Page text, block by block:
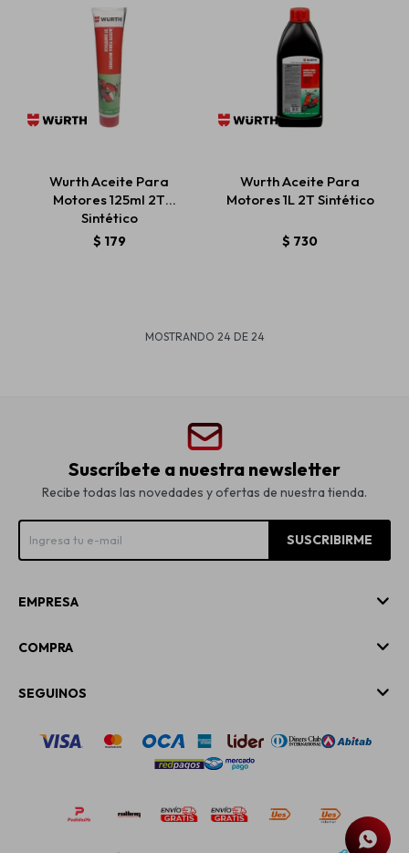
Wurth Aceite Para
Motores 125ml 2T
Sintético
$ 179
Wurth Aceite Para
Motores 1L 2T Sintético
$ 730
MOSTRANDO 24 DE 24
Suscríbete a nuestra newsletter
Recibe todas las novedades y ofertas de nuestra tienda.
SUSCRIBIRME
EMPRESA
COMPRA
SEGUINOS